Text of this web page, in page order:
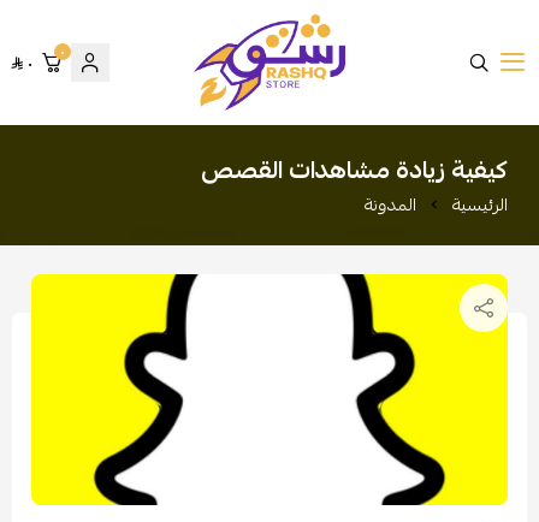
متجر رشق
٠ ٠
كيفية زيادة مشاهدات القصص
الرئيسية المدونة